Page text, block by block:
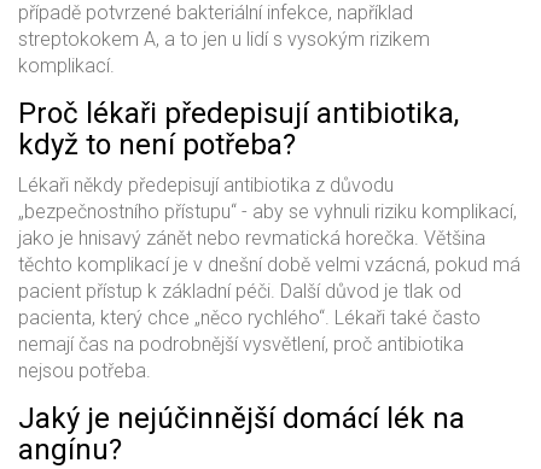
případě potvrzené bakteriální infekce, například
streptokokem A, a to jen u lidí s vysokým rizikem
komplikací.
Proč lékaři předepisují antibiotika,
když to není potřeba?
Lékaři někdy předepisují antibiotika z důvodu
„bezpečnostního přístupu“ - aby se vyhnuli riziku komplikací,
jako je hnisavý zánět nebo revmatická horečka. Většina
těchto komplikací je v dnešní době velmi vzácná, pokud má
pacient přístup k základní péči. Další důvod je tlak od
pacienta, který chce „něco rychlého“. Lékaři také často
nemají čas na podrobnější vysvětlení, proč antibiotika
nejsou potřeba.
Jaký je nejúčinnější domácí lék na
angínu?